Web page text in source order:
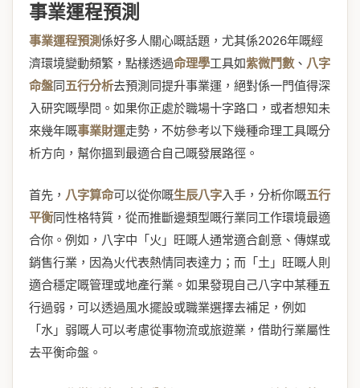
事業運程預測
事業運程預測係好多人關心嘅話題，尤其係2026年嘅經
濟環境變動頻繁，點樣透過命理學工具如紫微鬥數、 八字
命盤同五行分析去預測同提升事業運，絕對係一門值得深
入研究嘅學問。如果你正處於職場十字路口，或者想知未
來幾年嘅事業財運走勢，不妨參考以下幾種命理工具嘅分
析方向，幫你搵到最適合自己嘅發展路徑。
首先， 八字算命可以從你嘅生辰八字入手，分析你嘅五行
平衡同性格特質，從而推斷邊類型嘅行業同工作環境最適
合你。例如，八字中「火」旺嘅人通常適合創意、傳媒或
銷售行業，因為火代表熱情同表達力；而「土」旺嘅人則
適合穩定嘅管理或地產行業。如果發現自己八字中某種五
行過弱，可以透過風水擺設或職業選擇去補足，例如
「水」弱嘅人可以考慮從事物流或旅遊業，借助行業屬性
去平衡命盤。